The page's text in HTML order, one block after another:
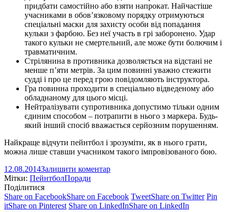
придбати самостійно або взяти напрокат. Найчастіше
учасниками в обов’язковому порядку отримуються
спеціальні маски для захисту особи від попадання
кульки з фарбою. Без неї участь в грі заборонено. Удар
такого кульки не смертельний, але може бути болючим і
травматичним.
Стрілянина в противника дозволяється на відстані не
менше п’яти метрів. За цим повинні уважно стежити
судді і про це перед грою повідомляють інструктора.
Гра повинна проходити в спеціально відведеному або
обладнаному для цього місці.
Нейтралізувати супротивника допустимо тільки одним
єдиним способом – потрапити в нього з маркера. Будь-
який інший спосіб вважається серйозним порушенням.
Найкраще відчути пейнтбол і зрозуміти, як в нього грати,
можна лише ставши учасником такого імпровізованого бою.
12.08.2014Залишити коментар
Мітки: ПейнтболПоради
Поділитися
Share on FacebookShare on Facebook TweetShare on Twitter Pin
itShare on Pinterest Share on LinkedInShare on LinkedIn